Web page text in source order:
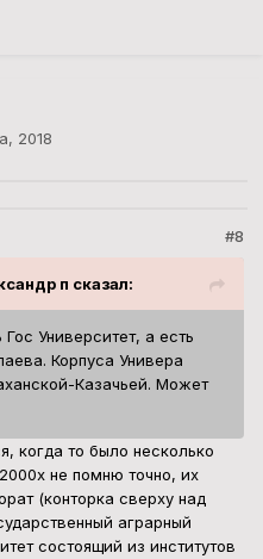
2018
#8
п сказал:
Университет, а есть
Корпуса Универа
Казачьей. Может
когда то было несколько
не помню точно, их
(конторка сверху над
аграрный
состоящий из институтов